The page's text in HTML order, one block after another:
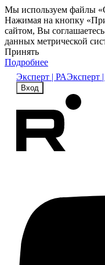
Мы используем файлы
Нажимая на кнопку
сайтом, Вы
данных метрической
Принять
Подробнее
Эксперт | РАЭксперт
Вход